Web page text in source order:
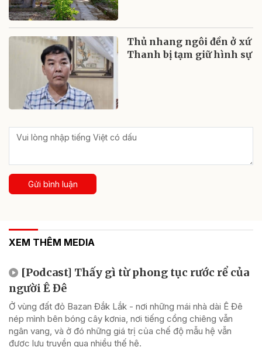
Thủ nhang ngôi đền ở xứ
Thanh bị tạm giữ hình sự
Gửi bình luận
XEM THÊM MEDIA
[Podcast] Thấy gì từ phong tục rước rể của
người Ê Đê
Ở vùng đất đỏ Bazan Đắk Lắk - nơi những mái nhà dài Ê Đê
nép mình bên bóng cây kơnia, nơi tiếng cồng chiêng vẫn
ngân vang, và ở đó những giá trị của chế độ mẫu hệ vẫn
được lưu truyền qua nhiều thế hệ.